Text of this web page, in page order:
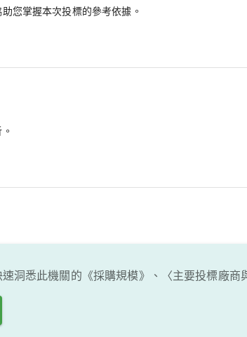
您掌握本次投標的參考依據。
洞悉此機關的《採購規模》、〈主要投標廠商